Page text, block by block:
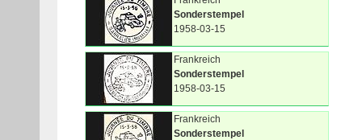
Sonderstempel
1958-03-15
Frankreich
Sonderstempel
1958-03-15
Frankreich
Sonderstempel